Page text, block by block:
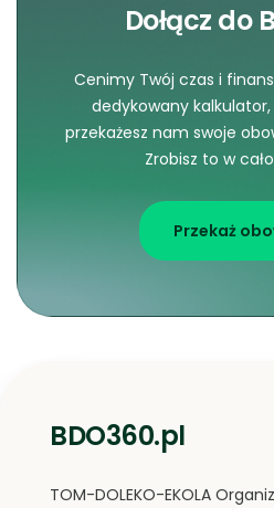
Dołącz do
Cenimy Twój czas i
dedykowany
przekażesz nam swoje
Zrobisz to w
Przekaż
BDO360.pl
TOM-DOLEKO-EKOLA